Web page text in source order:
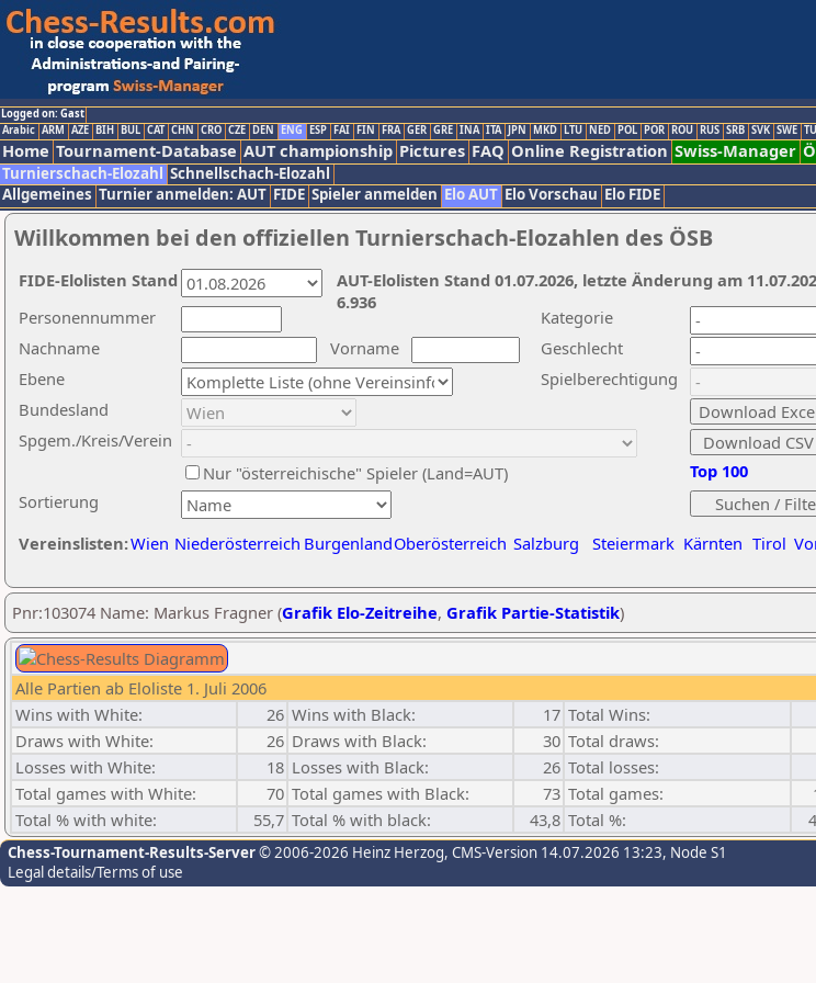
Logged on: Gast
Arabic ARM AZE BIH BUL CAT CHN CRO CZE DEN ENG ESP FAI FIN FRA GER GRE INA ITA JPN MKD LTU NED POL POR ROU RUS SRB SVK SWE
Home Tournament-Database AUT championship Pictures FAQ Online Registration Swiss-Manager
Turnierschach-Elozahl Schnellschach-Elozahl
Allgemeines Turnier anmelden: AUT FIDE Spieler anmelden Elo AUT Elo Vorschau Elo FIDE
Willkommen bei den offiziellen Turnierschach-Elozahlen des ÖSB
Nachname
Vorname
Ebene
Kategorie
Sortierung
Personennummer
Bundesland
Spgem./Kreis/Verein
Geschlecht
Nur "österreichische" Spieler (Land=AUT)
Spielberechtigung
Vereinslisten:Wien Niederösterreich BurgenlandOberösterreich Salzburg Steiermark Kärnten Tirol
Top 100
AUT-Elolisten Stand 01.07.2026, letzte Änderung am
6.936
FIDE-Elolisten Stand
Pnr:103074 Name: Markus Fragner (Grafik Elo-Zeitreihe, Grafik Partie-Statistik)
Alle Partien ab Eloliste 1. Juli 2006
Wins with White:
26 Wins with Black: 17 Total Wins:
Draws with White:
26 Draws with Black: 30 Total draws:
Losses with White:
18 Losses with Black: 26 Total losses:
Total games with White:
70 Total games with Black: 73 Total games:
Total % with white:
55,7 Total % with black: 43,8 Total %:
Chess-Tournament-Results-Server© 2006-2026 Heinz Herzog, CMS-Version 14.07.2026 13:23, Node S1
Legal details/Terms of use